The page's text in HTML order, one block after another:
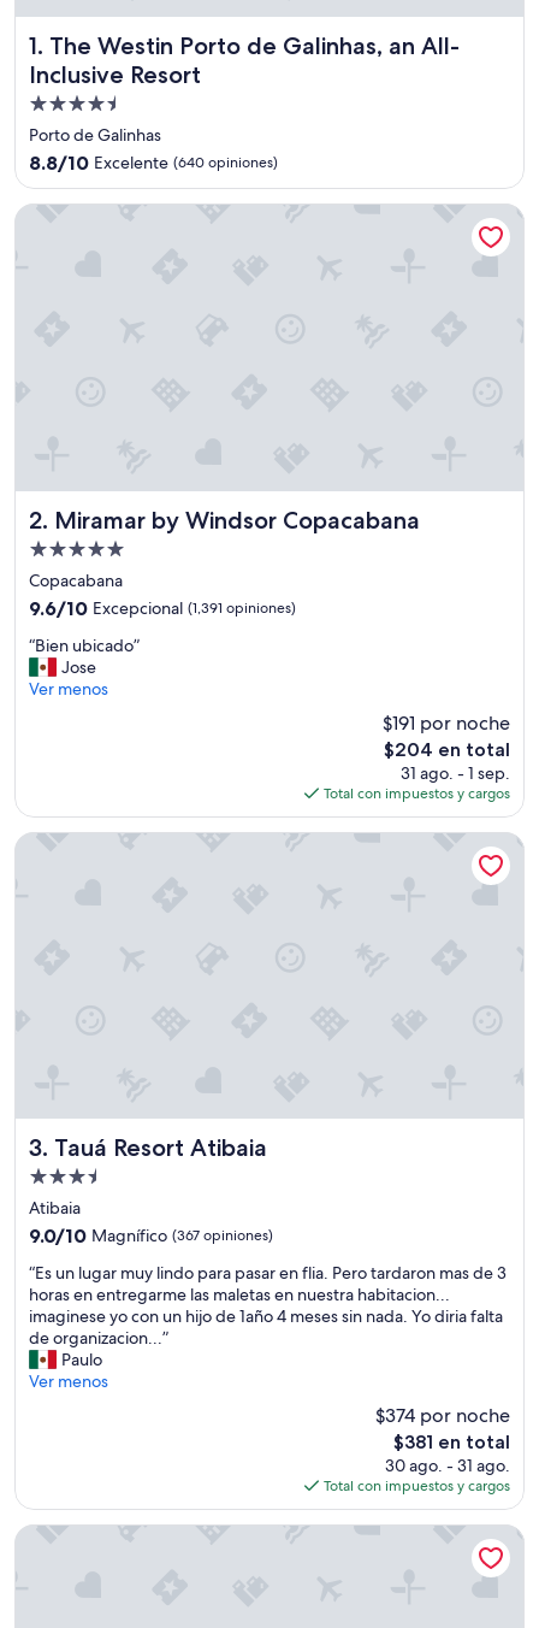
1. The Westin Porto de Galinhas, an All-
Inclusive Resort
The Westin Porto de Galinhas, an All-Inclusive Resort
Propiedad
de
4.5
estrellas
Porto de Galinhas
8.8
de
10,
8.8/10 Excelente (640 opiniones)
2. Miramar by Windsor Copacabana
Miramar by Windsor Copacabana
Propiedad
de
5.0
estrellas
Copacabana
9.6
10,
Excepcional,
(1,391
9.6/10 Excepcional (1,391 opiniones)
“
B
i
c
a
“Bien ubicado”
Jose
Ver menos
$191 por noche
El
precio
actual
es
de
$204 en total
31 ago. - 1 sep.
Total con impuestos y cargos
Miramar by Windsor Copacabana
3. Tauá Resort Atibaia
Tauá Resort Atibaia
Propiedad
de
3.5
Atibaia
9.0
10,
Magnífico,
(367
opiniones)
9.0/10 Magnífico (367 opiniones)
“
E
s
u
n
l
u
y
“Es un lugar muy lindo para pasar en flia. Pero tardaron mas de 3
horas en entregarme las maletas en nuestra habitacion...
imaginese yo con un hijo de 1año 4 meses sin nada. Yo diria falta
de organizacion...”
Paulo
Ver menos
$374 por noche
El
precio
actual
es
de
$381 en total
30 ago. - 31 ago.
Total con impuestos y cargos
Tauá Resort Atibaia
Hotel Nacional Rio de Janeiro OFICIAL